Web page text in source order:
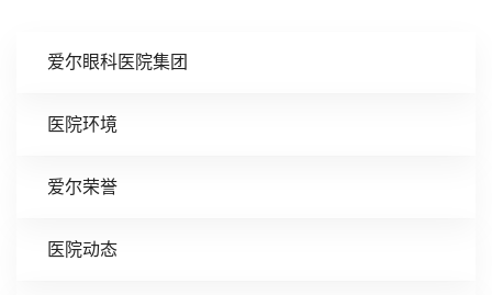
爱尔眼科医院集团
医院环境
爱尔荣誉
医院动态